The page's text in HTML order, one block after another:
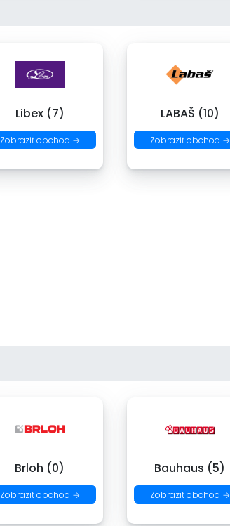
Libex (7)
Zobraziť obchod →
LABAŠ (10)
Zobraziť obchod →
Brloh (0)
Zobraziť obchod →
Bauhaus (5)
Zobraziť obchod →